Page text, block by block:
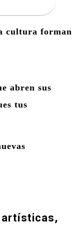
cultura forman
abren sus
tus
artísticas,